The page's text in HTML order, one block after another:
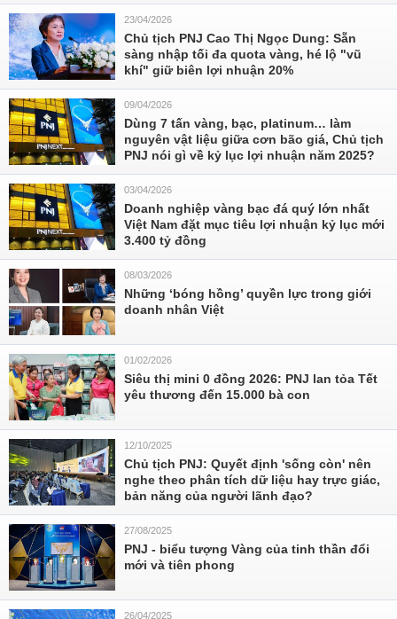
23/04/2026
Chủ tịch PNJ Cao Thị Ngọc Dung: Sẵn
sàng nhập tối đa quota vàng, hé lộ "vũ
khí" giữ biên lợi nhuận 20%
09/04/2026
Dùng 7 tấn vàng, bạc, platinum… làm
nguyên vật liệu giữa cơn bão giá, Chủ tịch
PNJ nói gì về kỷ lục lợi nhuận năm 2025?
03/04/2026
Doanh nghiệp vàng bạc đá quý lớn nhất
Việt Nam đặt mục tiêu lợi nhuận kỷ lục mới
3.400 tỷ đồng
08/03/2026
Những ‘bóng hồng’ quyền lực trong giới
doanh nhân Việt
01/02/2026
Siêu thị mini 0 đồng 2026: PNJ lan tỏa Tết
yêu thương đến 15.000 bà con
12/10/2025
Chủ tịch PNJ: Quyết định 'sống còn' nên
nghe theo phân tích dữ liệu hay trực giác,
bản năng của người lãnh đạo?
27/08/2025
PNJ - biểu tượng Vàng của tinh thần đổi
mới và tiên phong
26/04/2025